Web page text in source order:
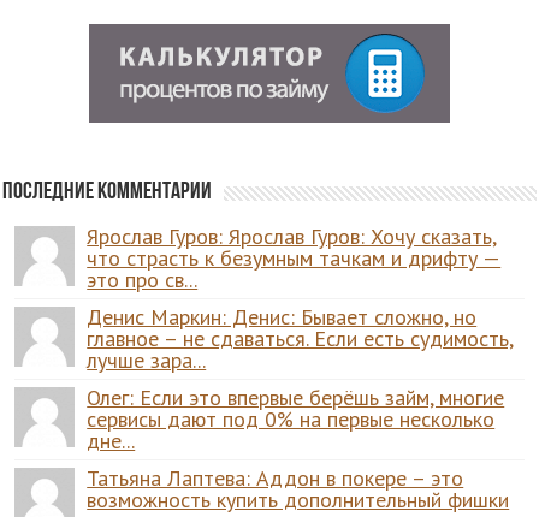
Последние комментарии
Ярослав Гуров: Ярослав Гуров: Хочу сказать,
что страсть к безумным тачкам и дрифту —
это про св...
Денис Маркин: Денис: Бывает сложно, но
главное – не сдаваться. Если есть судимость,
лучше зара...
Олег: Если это впервые берёшь займ, многие
сервисы дают под 0% на первые несколько
дне...
Татьяна Лаптева: Аддон в покере – это
возможность купить дополнительный фишки